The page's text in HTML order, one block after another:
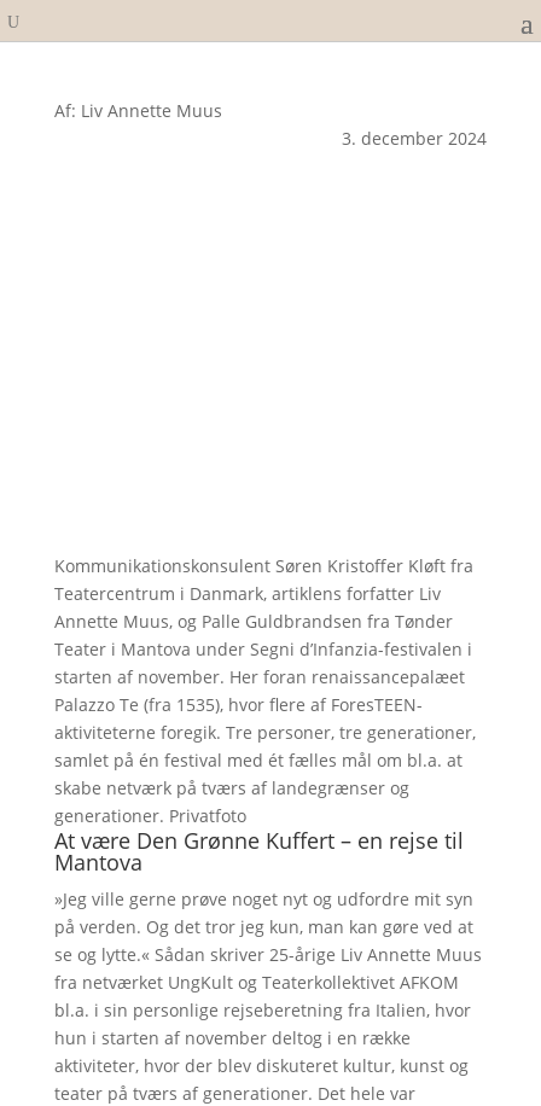
Af: Liv Annette Muus
3. december 2024
Kommunikationskonsulent Søren Kristoffer Kløft fra
Teatercentrum i Danmark, artiklens forfatter Liv
Annette Muus, og Palle Guldbrandsen fra Tønder
Teater i Mantova under Segni d’Infanzia-festivalen i
starten af november. Her foran renaissancepalæet
Palazzo Te (fra 1535), hvor flere af ForesTEEN-
aktiviteterne foregik. Tre personer, tre generationer,
samlet på én festival med ét fælles mål om bl.a. at
skabe netværk på tværs af landegrænser og
generationer. Privatfoto
At være Den Grønne Kuffert – en rejse til
Mantova
»Jeg ville gerne prøve noget nyt og udfordre mit syn
på verden. Og det tror jeg kun, man kan gøre ved at
se og lytte.« Sådan skriver 25-årige Liv Annette Muus
fra netværket UngKult og Teaterkollektivet AFKOM
bl.a. i sin personlige rejseberetning fra Italien, hvor
hun i starten af november deltog i en række
aktiviteter, hvor der blev diskuteret kultur, kunst og
teater på tværs af generationer. Det hele var